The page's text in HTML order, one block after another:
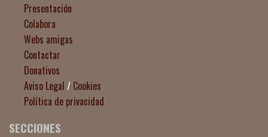
Presentación
Colabora
Webs amigas
Contactar
Donativos
Aviso Legal / Cookies
Política de privacidad
SECCIONES